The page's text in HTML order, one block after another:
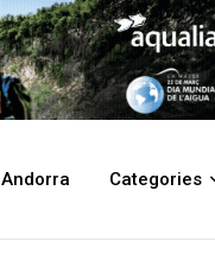
Andorra Categories